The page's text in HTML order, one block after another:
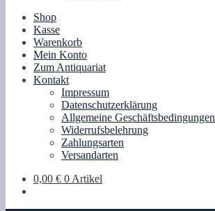
Shop
Kasse
Warenkorb
Mein Konto
Zum Antiquariat
Kontakt
Impressum
Datenschutzerklärung
Allgemeine Geschäftsbedingungen
Widerrufsbelehrung
Zahlungsarten
Versandarten
0,00 € 0 Artikel